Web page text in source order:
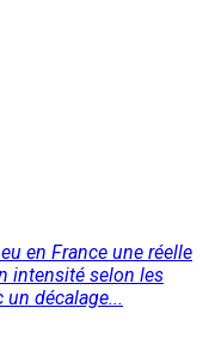
en France une réelle
intensité selon les
décalage...